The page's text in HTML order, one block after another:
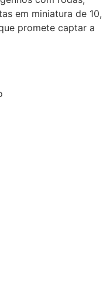
em miniatura de 10,
promete captar a